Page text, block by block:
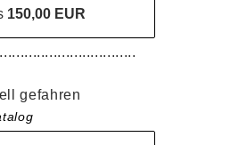
150,00 EUR
gefahren